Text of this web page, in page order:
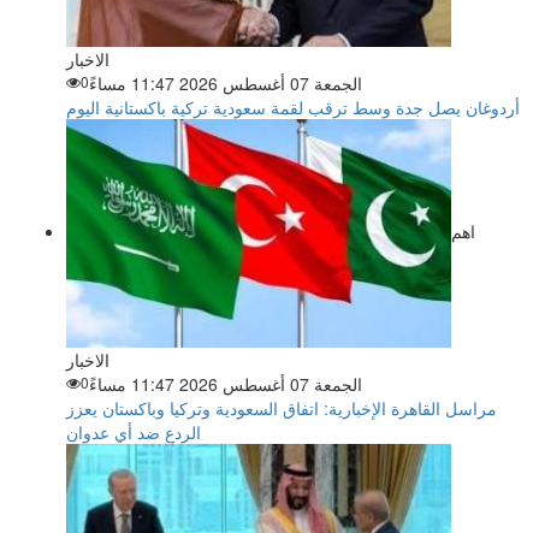
الاخبار
الجمعة 07 أغسطس 2026 11:47 مساءً
0
أردوغان يصل جدة وسط ترقب لقمة سعودية تركية باكستانية اليوم
اهم
الاخبار
الجمعة 07 أغسطس 2026 11:47 مساءً
0
مراسل القاهرة الإخبارية: اتفاق السعودية وتركيا وباكستان يعزز
الردع ضد أي عدوان